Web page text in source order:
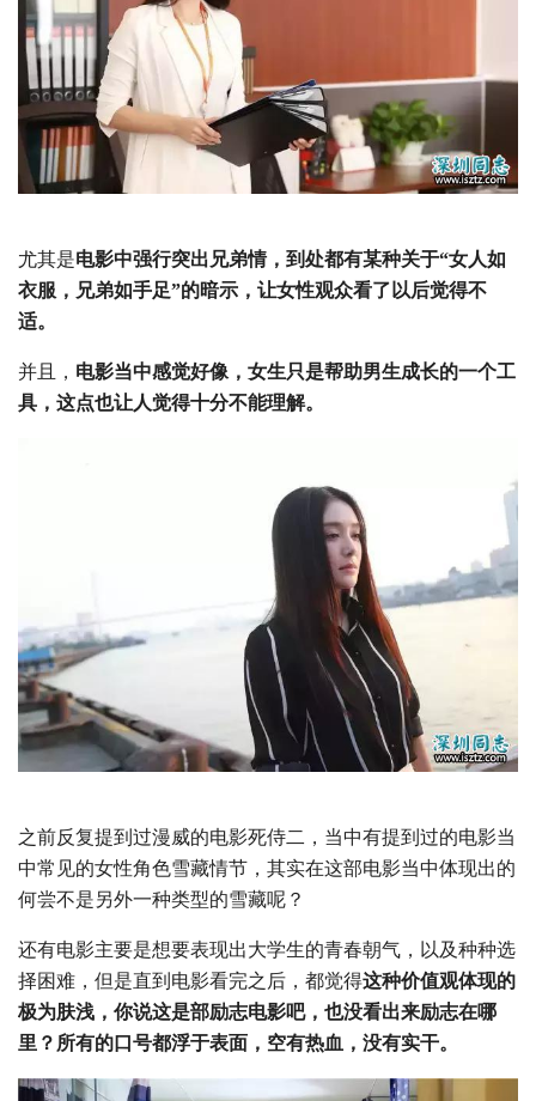
尤其是电影中强行突出兄弟情，到处都有某种关于“女人如
衣服，兄弟如手足”的暗示，让女性观众看了以后觉得不
适。
并且， 电影当中感觉好像，女生只是帮助男生成长的一个工
具，这点也让人觉得十分不能理解。
之前反复提到过漫威的电影死侍二，当中有提到过的电影当
中常见的女性角色雪藏情节，其实在这部电影当中体现出的
何尝不是另外一种类型的雪藏呢？
还有电影主要是想要表现出大学生的青春朝气，以及种种选
择困难，但是直到电影看完之后，都觉得这种价值观体现的
极为肤浅，你说这是部励志电影吧，也没看出来励志在哪
里？所有的口号都浮于表面，空有热血，没有实干。